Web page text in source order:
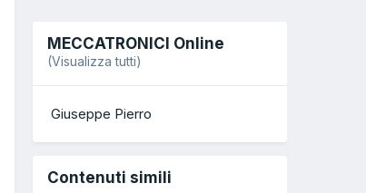
MECCATRONICI Online
(Visualizza tutti)
Giuseppe Pierro
Contenuti simili